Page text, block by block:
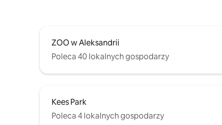
ZOO w Aleksandrii
Poleca 40 lokalnych gospodarzy
Kees Park
Poleca 4 lokalnych gospodarzy